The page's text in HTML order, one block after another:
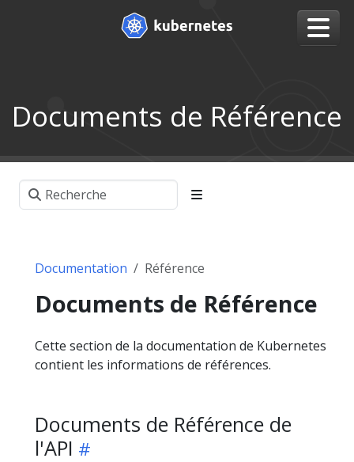
Documents de Référence
Documentation Référence
Documents de Référence
Cette section de la documentation de Kubernetes
contient les informations de références.
Documents de Référence de
l'API